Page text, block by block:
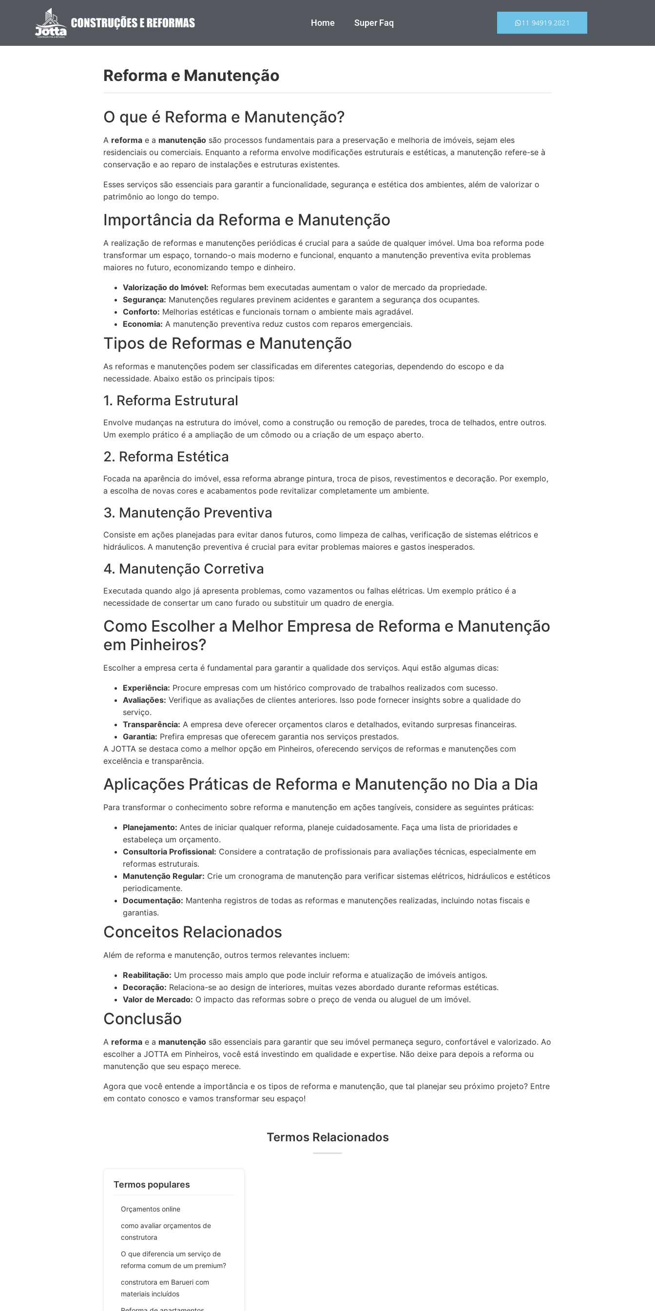
Home Super Faq 11 94919.2821
Reforma e Manutenção
O que é Reforma e Manutenção?
A reforma e a manutenção são processos fundamentais para a preservação e melhoria de imóveis, sejam eles
residenciais ou comerciais. Enquanto a reforma envolve modificações estruturais e estéticas, a manutenção refere-se à
conservação e ao reparo de instalações e estruturas existentes.
Esses serviços são essenciais para garantir a funcionalidade, segurança e estética dos ambientes, além de valorizar o
patrimônio ao longo do tempo.
Importância da Reforma e Manutenção
A realização de reformas e manutenções periódicas é crucial para a saúde de qualquer imóvel. Uma boa reforma pode
transformar um espaço, tornando-o mais moderno e funcional, enquanto a manutenção preventiva evita problemas
maiores no futuro, economizando tempo e dinheiro.
Valorização do Imóvel: Reformas bem executadas aumentam o valor de mercado da propriedade.
Segurança: Manutenções regulares previnem acidentes e garantem a segurança dos ocupantes.
Conforto: Melhorias estéticas e funcionais tornam o ambiente mais agradável.
Economia: A manutenção preventiva reduz custos com reparos emergenciais.
Tipos de Reformas e Manutenção
As reformas e manutenções podem ser classificadas em diferentes categorias, dependendo do escopo e da
necessidade. Abaixo estão os principais tipos:
1. Reforma Estrutural
Envolve mudanças na estrutura do imóvel, como a construção ou remoção de paredes, troca de telhados, entre outros.
Um exemplo prático é a ampliação de um cômodo ou a criação de um espaço aberto.
2. Reforma Estética
Focada na aparência do imóvel, essa reforma abrange pintura, troca de pisos, revestimentos e decoração. Por exemplo,
a escolha de novas cores e acabamentos pode revitalizar completamente um ambiente.
3. Manutenção Preventiva
Consiste em ações planejadas para evitar danos futuros, como limpeza de calhas, verificação de sistemas elétricos e
hidráulicos. A manutenção preventiva é crucial para evitar problemas maiores e gastos inesperados.
4. Manutenção Corretiva
Executada quando algo já apresenta problemas, como vazamentos ou falhas elétricas. Um exemplo prático é a
necessidade de consertar um cano furado ou substituir um quadro de energia.
Como Escolher a Melhor Empresa de Reforma e Manutenção
em Pinheiros?
Escolher a empresa certa é fundamental para garantir a qualidade dos serviços. Aqui estão algumas dicas:
Experiência: Procure empresas com um histórico comprovado de trabalhos realizados com sucesso.
Avaliações: Verifique as avaliações de clientes anteriores. Isso pode fornecer insights sobre a qualidade do
serviço.
Transparência: A empresa deve oferecer orçamentos claros e detalhados, evitando surpresas financeiras.
Garantia: Prefira empresas que oferecem garantia nos serviços prestados.
A JOTTA se destaca como a melhor opção em Pinheiros, oferecendo serviços de reformas e manutenções com
excelência e transparência.
Aplicações Práticas de Reforma e Manutenção no Dia a Dia
Para transformar o conhecimento sobre reforma e manutenção em ações tangíveis, considere as seguintes práticas:
Planejamento: Antes de iniciar qualquer reforma, planeje cuidadosamente. Faça uma lista de prioridades e
estabeleça um orçamento.
Consultoria Profissional: Considere a contratação de profissionais para avaliações técnicas, especialmente em
reformas estruturais.
Manutenção Regular: Crie um cronograma de manutenção para verificar sistemas elétricos, hidráulicos e estéticos
periodicamente.
Documentação: Mantenha registros de todas as reformas e manutenções realizadas, incluindo notas fiscais e
garantias.
Conceitos Relacionados
Além de reforma e manutenção, outros termos relevantes incluem:
Reabilitação: Um processo mais amplo que pode incluir reforma e atualização de imóveis antigos.
Decoração: Relaciona-se ao design de interiores, muitas vezes abordado durante reformas estéticas.
Valor de Mercado: O impacto das reformas sobre o preço de venda ou aluguel de um imóvel.
Conclusão
A reforma e a manutenção são essenciais para garantir que seu imóvel permaneça seguro, confortável e valorizado. Ao
escolher a JOTTA em Pinheiros, você está investindo em qualidade e expertise. Não deixe para depois a reforma ou
manutenção que seu espaço merece.
Agora que você entende a importância e os tipos de reforma e manutenção, que tal planejar seu próximo projeto? Entre
em contato conosco e vamos transformar seu espaço!
Termos Relacionados
Termos populares
Orçamentos online
como avaliar orçamentos de
construtora
O que diferencia um serviço de
reforma comum de um premium?
construtora em Barueri com
materiais incluídos